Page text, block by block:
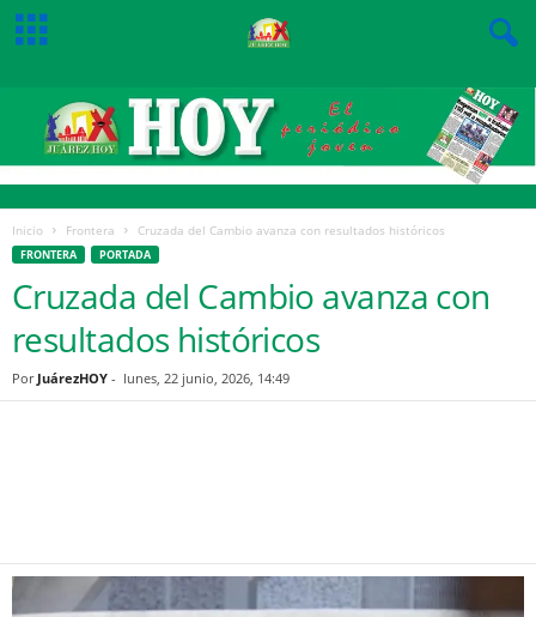
Inicio Frontera Cruzada del Cambio avanza con resultados históricos
FRONTERA PORTADA
Cruzada del Cambio avanza con
resultados históricos
Por JuárezHOY - lunes, 22 junio, 2026, 14:49